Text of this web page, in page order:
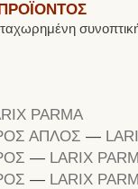
PARMA
ΑΠΛΟΣ —
— LARIX
— LARIX